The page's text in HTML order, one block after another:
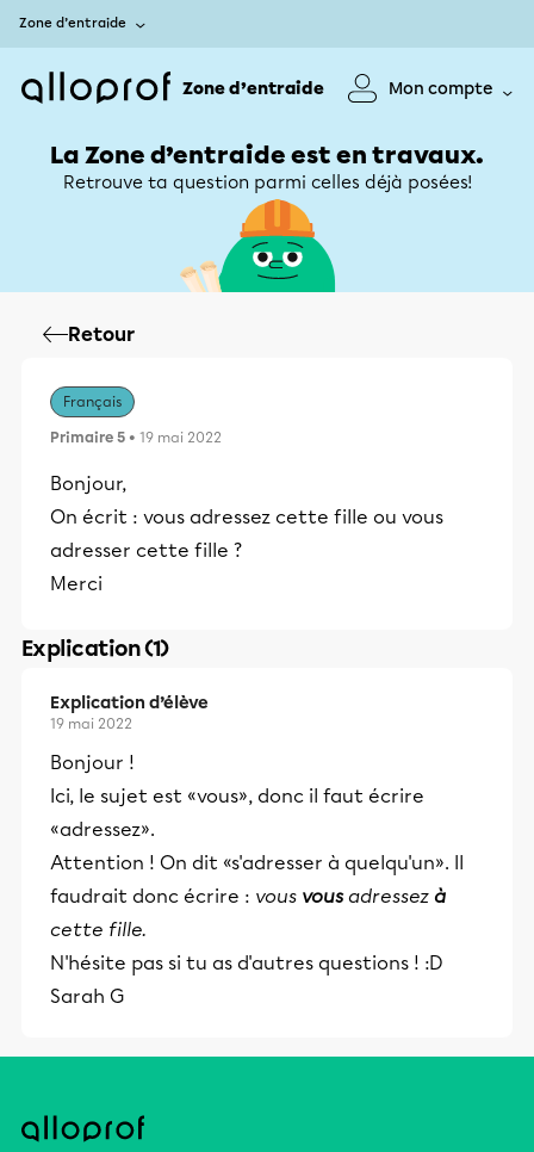
Zone d’entraide
Zone d’entraide Mon compte
La Zone d’entraide est en travaux.
Retrouve ta question parmi celles déjà posées!
Retour
Français
Primaire 5 • 19 mai 2022
Bonjour,
On écrit : vous adressez cette fille ou vous
adresser cette fille ?
Merci
Explication (1)
Explication d’élève
19 mai 2022
Bonjour !
Ici, le sujet est «vous», donc il faut écrire
«adressez».
Attention ! On dit «s'adresser à quelqu'un». Il
faudrait donc écrire : vous vousadressez à
cette fille.
N'hésite pas si tu as d'autres questions ! :D
Sarah G